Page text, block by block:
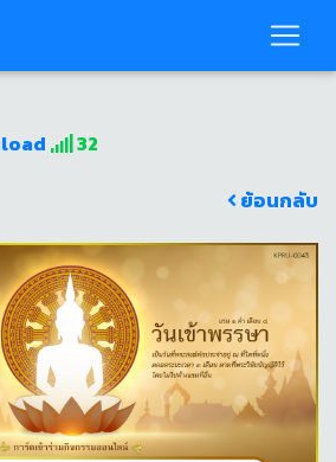
32
ย้อนกลับ